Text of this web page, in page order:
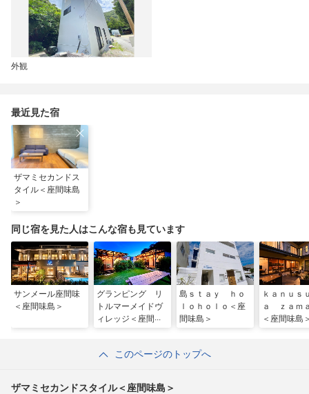
外観
最近見た宿
ザマミセカンドス
タイル＜座間味島
＞
同じ宿を見た人はこんな宿も見ています
サンメール座間味
＜座間味島＞
グランピング リ
トルマーメイドヴ
ィレッジ＜座間味
島ｓｔａｙ ｈｏ
ｌｏｈｏｌｏ＜座
間味島＞
ｋａｎｕｓ
ａ ｚａｍ
＜座間味島
このページのトップへ
ザマミセカンドスタイル＜座間味島＞